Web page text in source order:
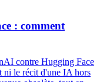
: comment
contre Hugging Face
ni le récit d'une IA hors